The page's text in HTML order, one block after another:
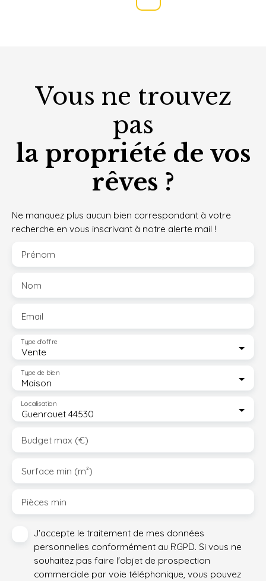
Vous ne trouvez
pas
la propriété de vos
rêves ?
Ne manquez plus aucun bien correspondant à votre
recherche en vous inscrivant à notre alerte mail !
Prénom
Nom
Email
Vente
Type d'offre
Maison
Type de bien
Guenrouet 44530
Localisation
Budget max (€)
Surface min (m²)
Pièces min
J'accepte le traitement de mes données
personnelles conformément au RGPD. Si vous ne
souhaitez pas faire l'objet de prospection
commerciale par voie téléphonique, vous pouvez